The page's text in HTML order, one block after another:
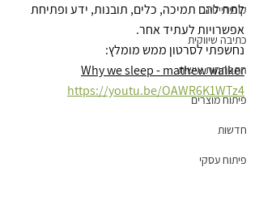
קופירייטינג
כתיבה שיווקית
התפתחות אישית
פיתוח מוצרים
חדשות
פיתוח עסקי
לתת להם תמיכה, כלים, תובנות, ידע ופתיחת
אפשרויות לעתיד אחר.
נחשפתי לסרטון ממש מומלץ:
Why we sleep - mathew walker
https://youtu.be/OAWR6K1WTz4